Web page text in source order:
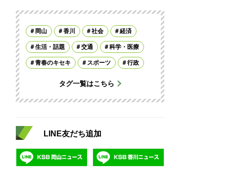
岡山 香川 社会 経済
生活・話題 交通 科学・医療
青春のキセキ スポーツ 行政
タグ一覧はこちら
LINE友だち追加